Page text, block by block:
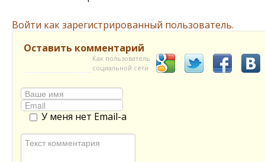
Войти как зарегистрированный пользователь.
Оставить комментарий
Как пользователь
социальной сети
У меня нет Email-а